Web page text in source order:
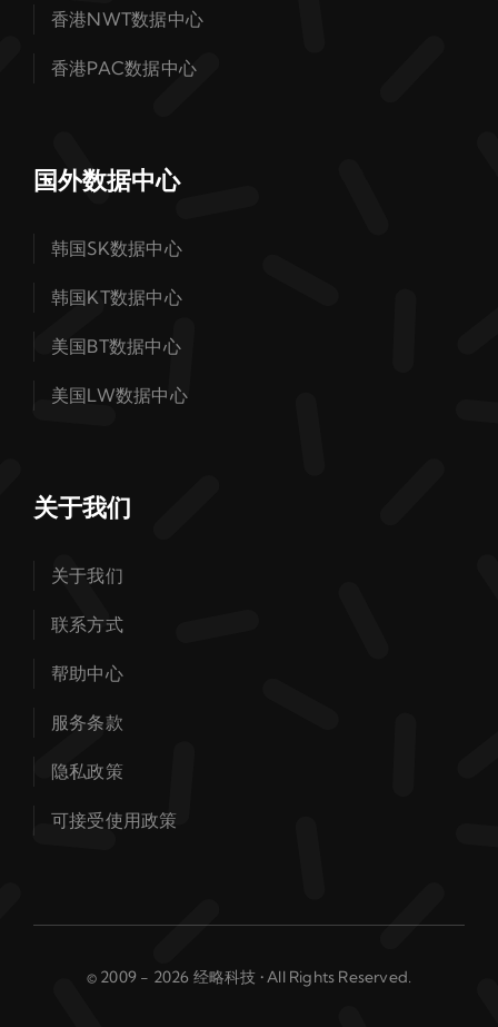
香港NWT数据中心
香港PAC数据中心
国外数据中心
韩国SK数据中心
韩国KT数据中心
美国BT数据中心
美国LW数据中心
关于我们
关于我们
联系方式
帮助中心
服务条款
隐私政策
可接受使用政策
© 2009 - 2026 经略科技 • All Rights Reserved.